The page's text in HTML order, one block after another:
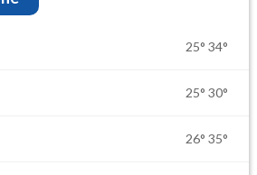
25° 34°
25° 30°
26° 35°